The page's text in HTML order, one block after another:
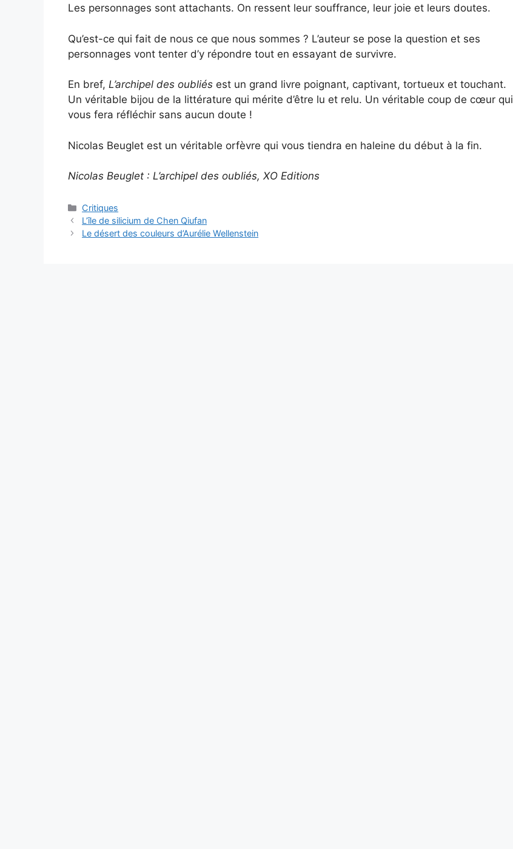
Les personnages sont attachants. On ressent leur souffrance, leur joie et leurs doutes.
Qu’est-ce qui fait de nous ce que nous sommes ? L’auteur se pose la question et ses
personnages vont tenter d’y répondre tout en essayant de survivre.
En bref, L’archipel des oubliés est un grand livre poignant, captivant, tortueux et touchant.
Un véritable bijou de la littérature qui mérite d’être lu et relu. Un véritable coup de cœur qui
vous fera réfléchir sans aucun doute !
Nicolas Beuglet est un véritable orfèvre qui vous tiendra en haleine du début à la fin.
Nicolas Beuglet : L’archipel des oubliés, XO Editions
Critiques
L’île de silicium de Chen Qiufan
Le désert des couleurs d’Aurélie Wellenstein